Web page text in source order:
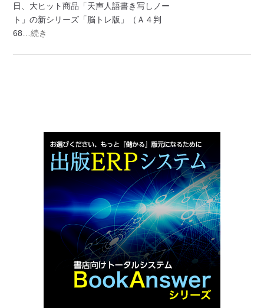
日、大ヒット商品「天声人語書き写しノー
ト」の新シリーズ「脳トレ版」（Ａ４判
68 …続き